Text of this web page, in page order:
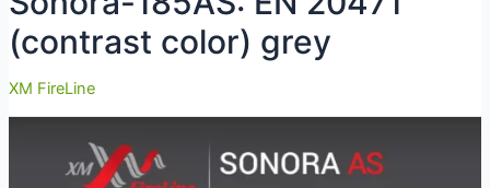
(contrast color) grey
XM FireLine